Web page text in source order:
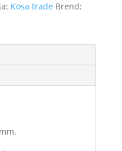
Kosa trade Brend: